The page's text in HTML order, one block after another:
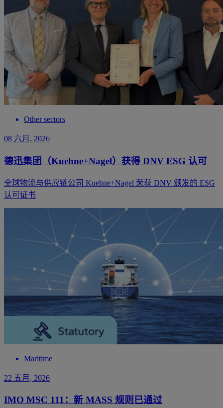
Other sectors
08 六月, 2026
德迅集团（Kuehne+Nagel）获得 DNV ESG 认可
全球物流与供应链公司 Kuehne+Nagel 荣获 DNV 颁发的 ESG
认可证书
Maritime
22 五月, 2026
IMO MSC 111：新 MASS 规则已通过